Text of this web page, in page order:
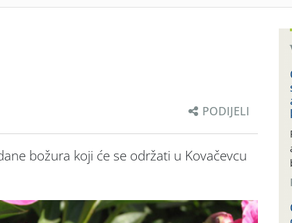
PODIJELI
božura koji će se održati u Kovačevcu